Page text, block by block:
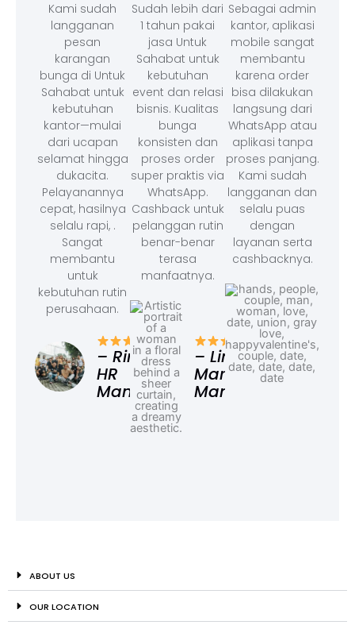
Kami sudah
langganan
pesan
karangan
bunga di Untuk
Sahabat untuk
kebutuhan
kantor—mulai
dari ucapan
selamat hingga
dukacita.
Pelayanannya
cepat, hasilnya
selalu rapi, .
Sangat
membantu
untuk
kebutuhan rutin
perusahaan.
– Rina,
HR
Manager
Sudah lebih dari
1 tahun pakai
jasa Untuk
Sahabat untuk
kebutuhan
event dan relasi
bisnis. Kualitas
bunga
konsisten dan
proses order
super praktis via
WhatsApp.
Cashback untuk
pelanggan rutin
benar-benar
terasa
manfaatnya.
– Linda,
Marketing
Manager
Sebagai admin
kantor, aplikasi
mobile sangat
membantu
karena order
bisa dilakukan
langsung dari
WhatsApp atau
aplikasi tanpa
proses panjang.
Kami sudah
langganan dan
selalu puas
dengan
layanan serta
cashbacknya.
ABOUT US
OUR LOCATION